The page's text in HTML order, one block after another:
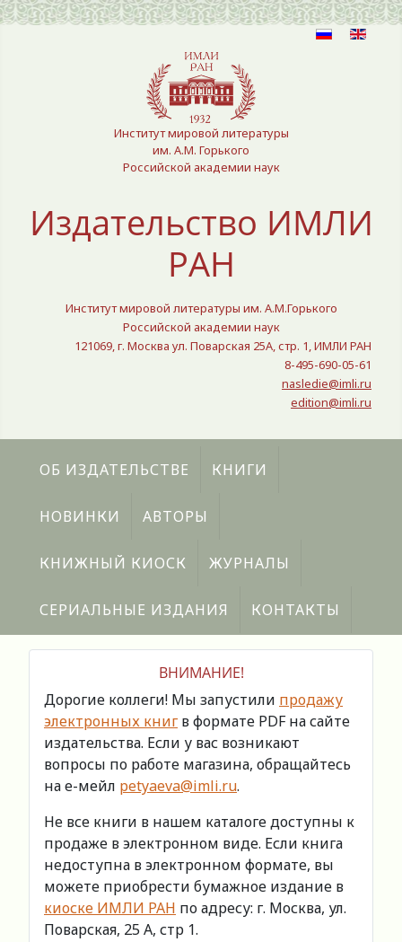
Выберите язык
Институт мировой литературы
им. А.М. Горького
Российской академии наук
Издательство ИМЛИ
РАН
Институт мировой литературы им. А.М.Горького
Российской академии наук
121069, г. Москва ул. Поварская 25A, стр. 1, ИМЛИ РАН
8-495-690-05-61
nasledie@imli.ru
edition@imli.ru
ОБ ИЗДАТЕЛЬСТВЕ КНИГИ
НОВИНКИ АВТОРЫ
КНИЖНЫЙ КИОСК ЖУРНАЛЫ
СЕРИАЛЬНЫЕ ИЗДАНИЯ КОНТАКТЫ
ВНИМАНИЕ!
Дорогие коллеги! Мы запустили продажу
электронных книг в формате PDF на сайте
издательства. Если у вас возникают
вопросы по работе магазина, обращайтесь
на е-мейл petyaeva@imli.ru.
Не все книги в нашем каталоге доступны к
продаже в электронном виде. Если книга
недоступна в электронном формате, вы
можете приобрести бумажное издание в
киоске ИМЛИ РАН по адресу: г. Москва, ул.
Поварская, 25 А, стр 1.